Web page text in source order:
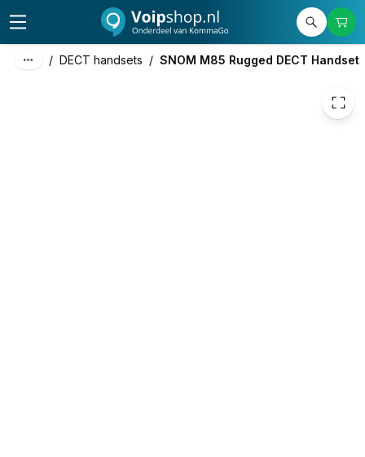
/ DECT handsets / SNOM M85 Rugged DECT Handset
excl. btw
incl. btw